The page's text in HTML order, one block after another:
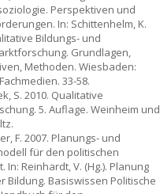
Perspektiven und
In: Schittenhelm, K.
Bildungs- und
Grundlagen,
Methoden. Wiesbaden:
33-58.
S. 2010. Qualitative
5. Auflage. Weinheim und
F. 2007. Planungs- und
für den politischen
In: Reinhardt, V. (Hg.). Planung
Bildung. Basiswissen Politische